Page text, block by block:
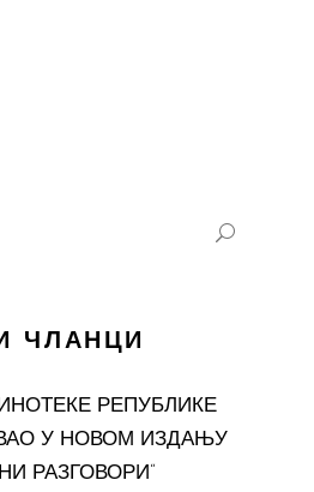
ЧЛАНЦИ
РЕПУБЛИКЕ
У НОВОМ ИЗДАЊУ
РАЗГОВОРИ“